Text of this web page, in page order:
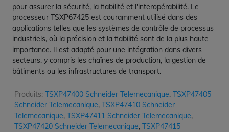
pour assurer la sécurité, la fiabilité et l'interopérabilité. Le
processeur TSXP67425 est couramment utilisé dans des
applications telles que les systèmes de contrôle de processus
industriels, où la précision et la fiabilité sont de la plus haute
importance. Il est adapté pour une intégration dans divers
secteurs, y compris les chaînes de production, la gestion de
bâtiments ou les infrastructures de transport.
Produits: TSXP47400 Schneider Telemecanique, TSXP47405
Schneider Telemecanique, TSXP47410 Schneider
Telemecanique, TSXP47411 Schneider Telemecanique,
TSXP47420 Schneider Telemecanique, TSXP47415